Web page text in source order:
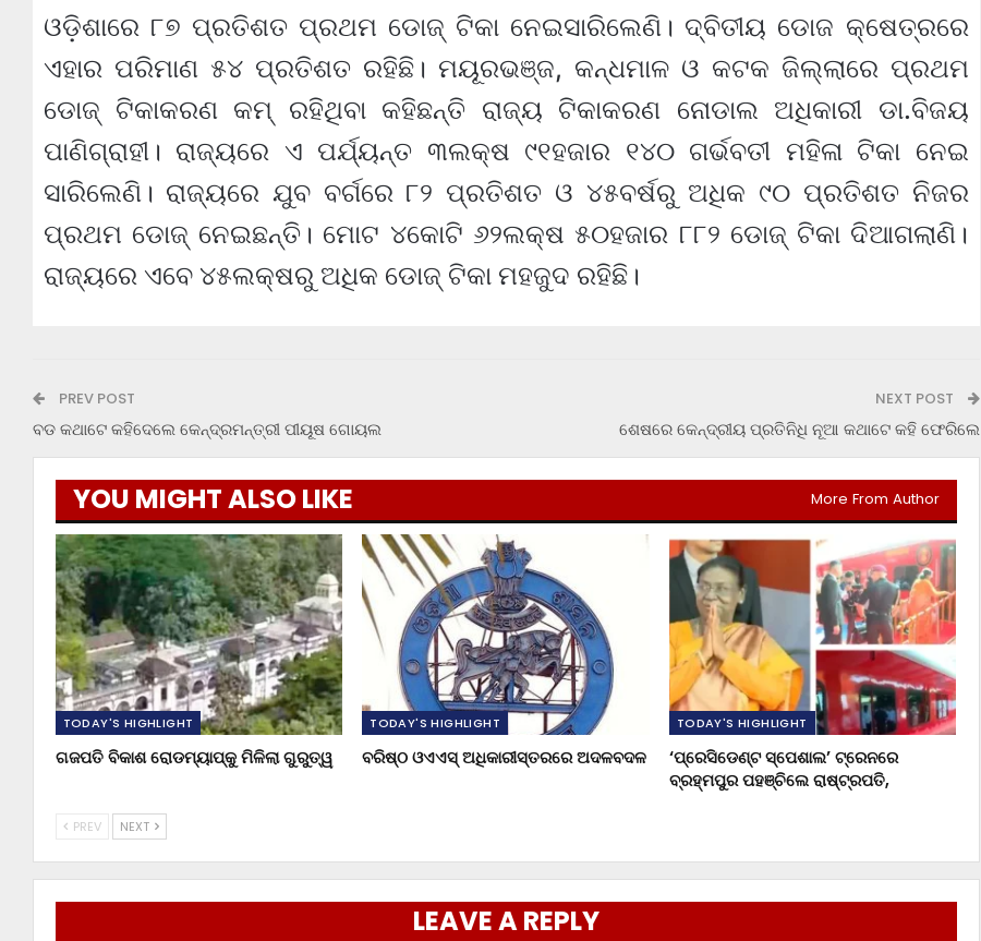
ଓଡ଼ିଶାରେ ୮୭ ପ୍ରତିଶତ ପ୍ରଥମ ଡୋଜ୍ ଟିକା ନେଇସାରିଲେଣି। ଦ୍ବିତୀୟ ଡୋଜ କ୍ଷେତ୍ରରେ
ଏହାର ପରିମାଣ ୫୪ ପ୍ରତିଶତ ରହିଛି। ମୟୂରଭଞ୍ଜ, କନ୍ଧମାଳ ଓ କଟକ ଜିଲ୍ଲାରେ ପ୍ରଥମ
ଡୋଜ୍ ଟିକାକରଣ କମ୍ ରହିଥିବା କହିଛନ୍ତି ରାଜ୍ୟ ଟିକାକରଣ ନୋଡାଲ ଅଧିକାରୀ ଡା.ବିଜୟ
ପାଣିଗ୍ରାହୀ। ରାଜ୍ୟରେ ଏ ପର୍ଯ୍ୟନ୍ତ ୩ଲକ୍ଷ ୯୧ହଜାର ୧୪୦ ଗର୍ଭବତୀ ମହିଳା ଟିକା ନେଇ
ସାରିଲେଣି। ରାଜ୍ୟରେ ଯୁବ ବର୍ଗରେ ୮୨ ପ୍ରତିଶତ ଓ ୪୫ବର୍ଷରୁ ଅଧିକ ୯୦ ପ୍ରତିଶତ ନିଜର
ପ୍ରଥମ ଡୋଜ୍ ନେଇଛନ୍ତି। ମୋଟ ୪କୋଟି ୬୨ଲକ୍ଷ ୫୦ହଜାର ୮୮୨ ଡୋଜ୍ ଟିକା ଦିଆଗଲାଣି।
ରାଜ୍ୟରେ ଏବେ ୪୫ଲକ୍ଷରୁ ଅଧିକ ଡୋଜ୍ ଟିକା ମହଜୁଦ ରହିଛି।
PREV POST
ବଡ କଥାଟେ କହିଦେଲେ କେନ୍ଦ୍ରମନ୍ତ୍ରୀ ପୀୟୂଷ ଗୋୟଲ
NEXT POST
ଶେଷରେ କେନ୍ଦ୍ରୀୟ ପ୍ରତିନିଧି ନୂଆ କଥାଟେ କହି ଫେରିଲେ
YOU MIGHT ALSO LIKE More From Author
TODAY'S HIGHLIGHT
ଗଜପତି ବିକାଶ ରୋଡମ୍ୟାପ୍‌କୁ ମିଳିଲା ଗୁରୁତ୍ୱ
TODAY'S HIGHLIGHT
ବରିଷ୍ଠ ଓଏଏସ୍‌ ଅଧିକାରୀସ୍ତରରେ ଅଦଳବଦଳ
TODAY'S HIGHLIGHT
‘ପ୍ରେସିଡେଣ୍ଟ ସ୍ପେଶାଲ’ ଟ୍ରେନରେ
ବ୍ରହ୍ମପୁର ପହଞ୍ଚିଲେ ରାଷ୍ଟ୍ରପତି,
PREV NEXT
LEAVE A REPLY